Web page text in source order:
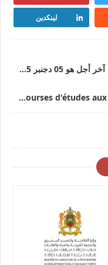
لينكدين
مباراة توظيف 04 مناصب بجماعة طنجة، آخر أجل هو 05 دجنبر 2025
Inscription aux bourses d'études aux États-Unis d'Amérique 2026-2027